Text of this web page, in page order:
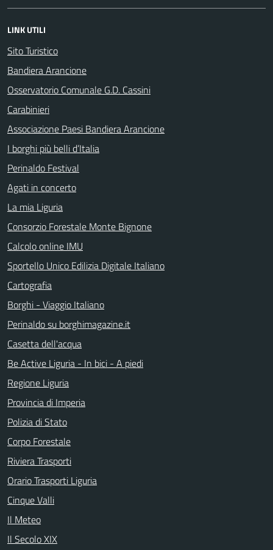
LINK UTILI
Sito Turistico
Bandiera Arancione
Osservatorio Comunale G.D. Cassini
Carabinieri
Associazione Paesi Bandiera Arancione
I borghi più belli d’Italia
Perinaldo Festival
Agati in concerto
La mia Liguria
Consorzio Forestale Monte Bignone
Calcolo online IMU
Sportello Unico Edilizia Digitale Italiano
Cartografia
Borghi - Viaggio Italiano
Perinaldo su borghimagazine.it
Casetta dell'acqua
Be Active Liguria - In bici - A piedi
Regione Liguria
Provincia di Imperia
Polizia di Stato
Corpo Forestale
Riviera Trasporti
Orario Trasporti Liguria
Cinque Valli
Il Meteo
Il Secolo XIX